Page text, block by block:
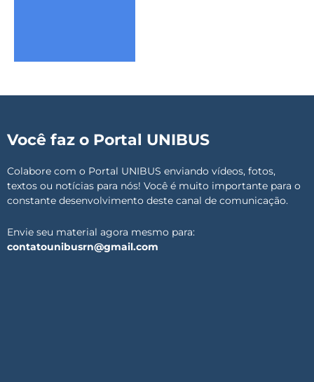
Você faz o Portal UNIBUS
Colabore com o Portal UNIBUS enviando vídeos, fotos,
textos ou notícias para nós! Você é muito importante para o
constante desenvolvimento deste canal de comunicação.
Envie seu material agora mesmo para:
contatounibusrn@gmail.com